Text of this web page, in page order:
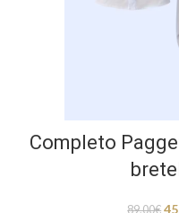
Completo
89,00€